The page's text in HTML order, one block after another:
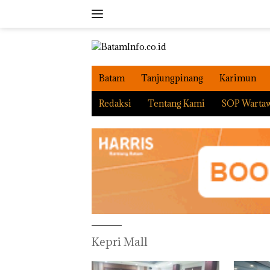
Batam Tanjungpinang Karimun
Redaksi Tentang Kami SOP
Kepri Mall